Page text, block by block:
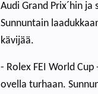
Audi Grand Prix´hin
Sunnuntain
kävijää.
- Rolex FEI World
ovella turhaan.